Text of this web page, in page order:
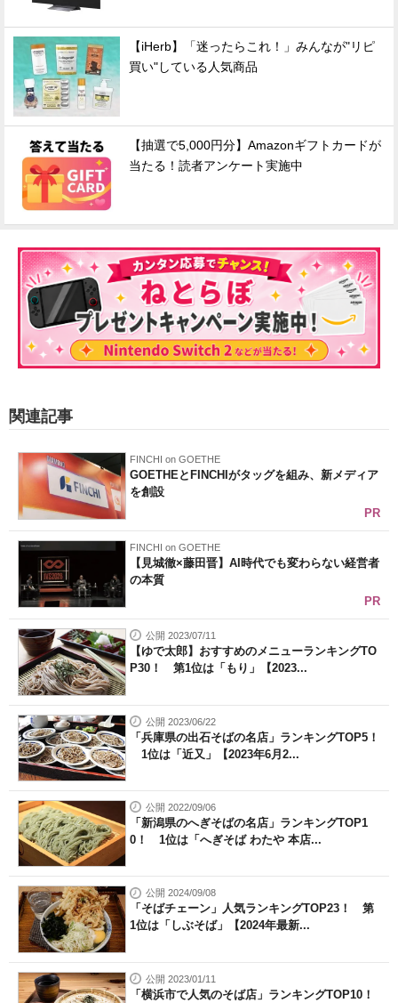
【iHerb】「迷ったらこれ！」みんなが"リピ
買い"している人気商品
【抽選で5,000円分】Amazonギフトカードが
当たる！読者アンケート実施中
関連記事
FINCHI on GOETHE
GOETHEとFINCHIがタッグを組み、新メディア
を創設
PR
FINCHI on GOETHE
【見城徹×藤田晋】AI時代でも変わらない経営者
の本質
PR
公開 2023/07/11
【ゆで太郎】おすすめのメニューランキングTO
P30！ 第1位は「もり」【2023...
公開 2023/06/22
「兵庫県の出石そばの名店」ランキングTOP5！
1位は「近又」【2023年6月2...
公開 2022/09/06
「新潟県のへぎそばの名店」ランキングTOP1
0！ 1位は「へぎそば わたや 本店...
公開 2024/09/08
「そばチェーン」人気ランキングTOP23！ 第
1位は「しぶそば」【2024年最新...
公開 2023/01/11
「横浜市で人気のそば店」ランキングTOP10！